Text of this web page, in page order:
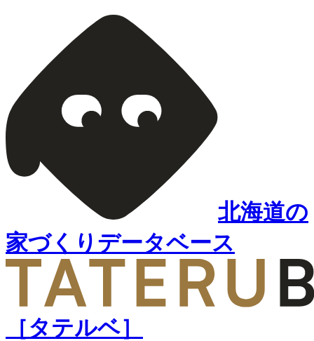
北海道の
家づくりデータベース
［タテルベ］